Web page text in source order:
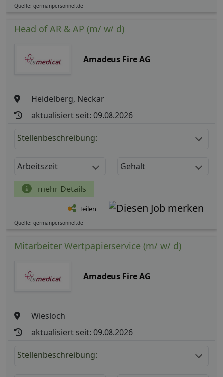
Quelle: germanpersonnel.de
Head of AR & AP (m/ w/ d)
Amadeus Fire AG
Heidelberg, Neckar
aktualisiert seit: 09.08.2026
Stellenbeschreibung:
Arbeitszeit Gehalt
mehr Details
Teilen
Quelle: germanpersonnel.de
Mitarbeiter Wertpapierservice (m/ w/ d)
Amadeus Fire AG
Wiesloch
aktualisiert seit: 09.08.2026
Stellenbeschreibung: